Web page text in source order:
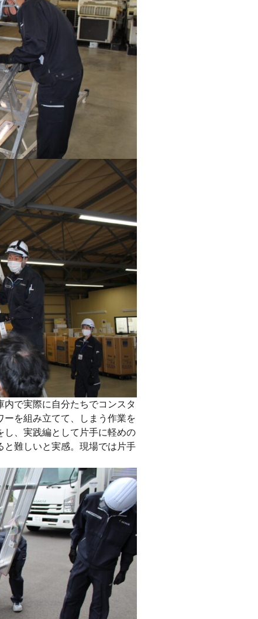
で実際に自分たちでコンスタ
ーを組み立てて、しまう作業を
し、実践編として片手に軽めの
難しいと実感。現場では片手